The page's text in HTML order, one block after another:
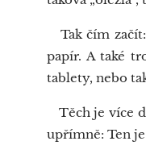
Tak čím
papír. A také
tablety, nebo
Těch je více
upřímně: Ten